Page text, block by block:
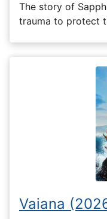
The story of
trauma to protect
Vaiana